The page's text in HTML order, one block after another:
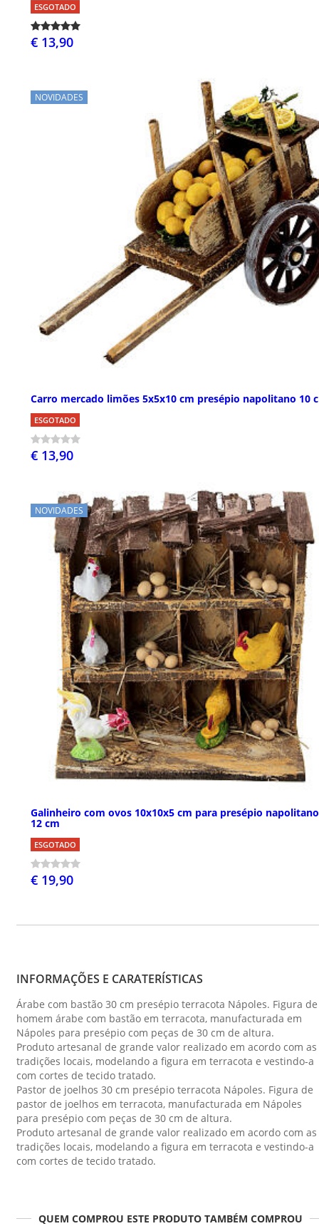
ESGOTADO
€ 13,90
NOVIDADES
Carro mercado limões 5x5x10 cm presépio napolitano 10
ESGOTADO
€ 13,90
NOVIDADES
Galinheiro com ovos 10x10x5 cm para presépio
12 cm
ESGOTADO
€ 19,90
INFORMAÇÕES E CARATERÍSTICAS
Árabe com bastão 30 cm presépio terracota Nápoles. Figura de
homem árabe com bastão em terracota, manufacturada em
Nápoles para presépio com peças de 30 cm de altura.
Produto artesanal de grande valor realizado em acordo com as
tradições locais, modelando a figura em terracota e vestindo-a
com cortes de tecido tratado.
Pastor de joelhos 30 cm presépio terracota Nápoles. Figura de
pastor de joelhos em terracota, manufacturada em Nápoles
para presépio com peças de 30 cm de altura.
Produto artesanal de grande valor realizado em acordo com as
tradições locais, modelando a figura em terracota e vestindo-a
com cortes de tecido tratado.
QUEM COMPROU ESTE PRODUTO TAMBÉM COMPROU